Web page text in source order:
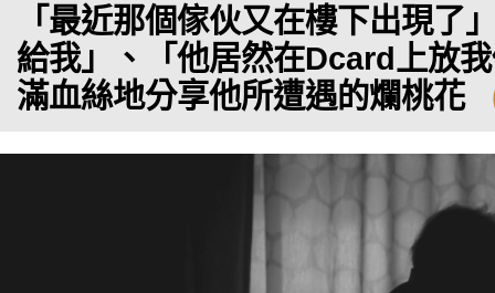
「最近那個傢伙又在樓下出現了
給我」、「他居然在Dcard上放
滿血絲地分享他所遭遇的爛桃花